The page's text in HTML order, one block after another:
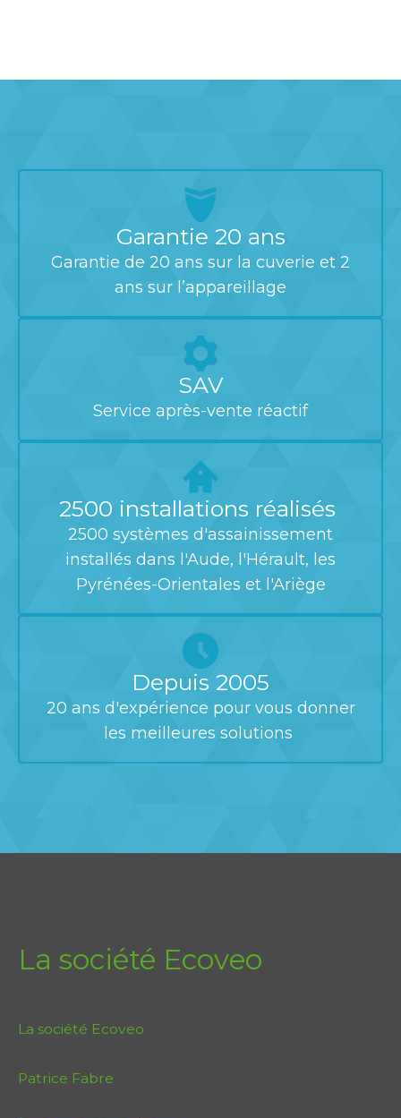
Garantie 20 ans
Garantie de 20 ans sur la cuverie et 2
ans sur l’appareillage
SAV
Service après-vente réactif
2500 installations réalisés
2500 systèmes d'assainissement
installés dans l'Aude, l'Hérault, les
Pyrénées-Orientales et l'Ariège
Depuis 2005
20 ans d'expérience pour vous donner
les meilleures solutions
La société Ecoveo
La société Ecoveo
Patrice Fabre